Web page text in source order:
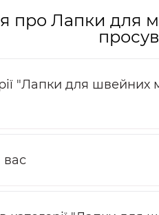
про Лапки для
"Лапки для
вас